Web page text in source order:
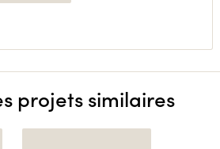
projets similaires